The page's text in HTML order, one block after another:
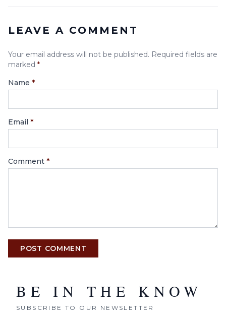
LEAVE A COMMENT
Your email address will not be published. Required fields are
marked *
Name *
Email *
Comment *
POST COMMENT
BE IN THE KNOW
SUBSCRIBE TO OUR NEWSLETTER